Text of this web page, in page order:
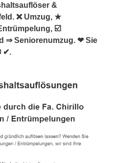
&
❌ Umzug, ★
☑️
⇒ Seniorenumzug. ❤ Sie
✔.